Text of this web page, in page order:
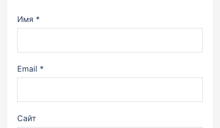
Имя *
Email *
Сайт